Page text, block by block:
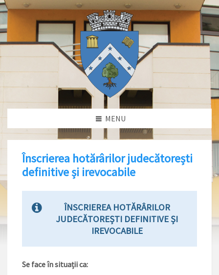
MENU
Înscrierea hotărârilor judecătorești
definitive și irevocabile
ÎNSCRIEREA HOTĂRÂRILOR
JUDECĂTOREȘTI DEFINITIVE ȘI
IREVOCABILE
Se face în situații ca: